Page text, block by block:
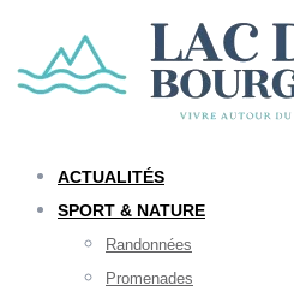
ACTUALITÉS
SPORT & NATURE
Randonnées
Promenades